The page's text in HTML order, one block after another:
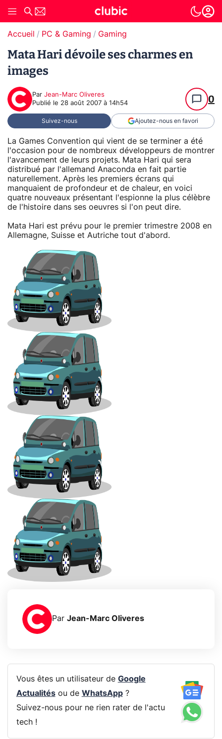
Accueil PC & Gaming Gaming
Mata Hari dévoile ses charmes en
images
Par Jean-Marc Oliveres
Publié le 28 août 2007 à 14h54 0
Suivez-nous Ajoutez-nous en favori
La Games Convention qui vient de se terminer a été
l'occasion pour de nombreux développeurs de montrer
l'avancement de leurs projets. Mata Hari qui sera
distribué par l'allemand Anaconda en fait partie
naturellement. Après les premiers écrans qui
manquaient de profondeur et de chaleur, en voici
quatre nouveaux présentant l'espionne la plus célèbre
de l'histoire dans ses oeuvres si l'on peut dire.
Mata Hari est prévu pour le premier trimestre 2008 en
Allemagne, Suisse et Autriche tout d'abord.
Par Jean-Marc Oliveres
Vous êtes un utilisateur de Google
Actualitésou de WhatsApp?
Suivez-nous pour ne rien rater de l'actu
tech !